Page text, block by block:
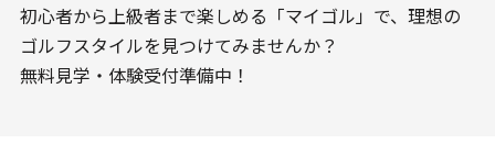
初心者から上級者まで楽しめる「マイゴル」で、理想の
ゴルフスタイルを見つけてみませんか？
無料見学・体験受付準備中！